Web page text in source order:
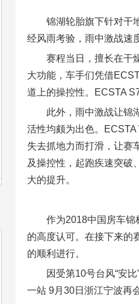
锦湖轮胎旗下针对干
经风雨考验，雨中激战速
赛程当日，擅长在干
大功能，车手们凭借
道上的操控性。ECSTA
此外，雨中激战让锦
活性均颇为出色。
失去抓地力而打滑，让赛
及操控性，起跑疾速突破
大的提升。
作为2018中国房车锦
的高度认可。在接下来的
的顺利进行。
因受第10号台风“安
一站 9月30日浙江宁波再会